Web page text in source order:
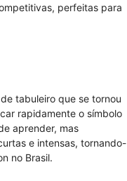
perfeitas para
tabuleiro que se tornou
rapidamente o símbolo
aprender, mas
e intensas, tornando-
no Brasil.